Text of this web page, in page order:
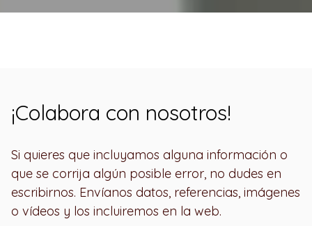
¡Colabora con nosotros!
Si quieres que incluyamos alguna información o
que se corrija algún posible error, no dudes en
escribirnos. Envíanos datos, referencias, imágenes
o vídeos y los incluiremos en la web.